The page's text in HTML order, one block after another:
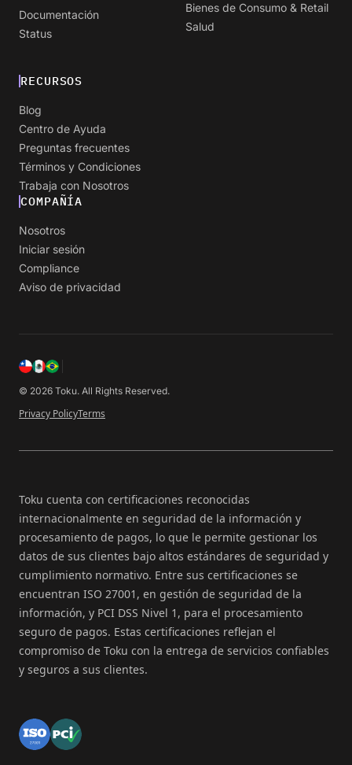
Documentación
Status
Bienes de Consumo & Retail
Salud
RECURSOS
Blog
Centro de Ayuda
Preguntas frecuentes
Términos y Condiciones
Trabaja con Nosotros
COMPAÑÍA
Nosotros
Iniciar sesión
Compliance
Aviso de privacidad
© 2026 Toku. All Rights Reserved.
Privacy PolicyTerms
Toku cuenta con certificaciones reconocidas
internacionalmente en seguridad de la información y
procesamiento de pagos, lo que le permite gestionar los
datos de sus clientes bajo altos estándares de seguridad y
cumplimiento normativo. Entre sus certificaciones se
encuentran ISO 27001, en gestión de seguridad de la
información, y PCI DSS Nivel 1, para el procesamiento
seguro de pagos. Estas certificaciones reflejan el
compromiso de Toku con la entrega de servicios confiables
y seguros a sus clientes.